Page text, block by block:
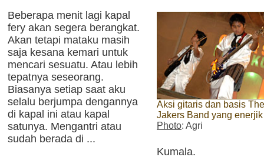
Beberapa menit lagi kapal
fery akan segera berangkat.
Akan tetapi mataku masih
saja kesana kemari untuk
mencari sesuatu. Atau lebih
tepatnya seseorang.
Biasanya setiap saat aku
selalu berjumpa dengannya
di kapal ini atau kapal
satunya. Mengantri atau
sudah berada di ...
Aksi gitaris dan basis The
Jakers Band yang enerjik
Photo: Agri
Kumala.